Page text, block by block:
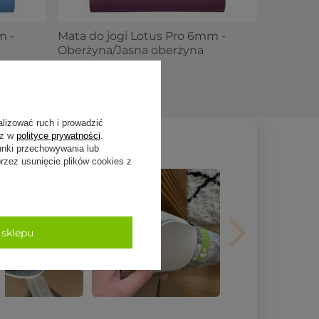
-
Mata do jogi Lotus Pro 6mm -
Oberżyna/Jasna oberżyna
ruch i prowadzić
w polityce prywatności.
przechowywania lub
usunięcie plików cookies z